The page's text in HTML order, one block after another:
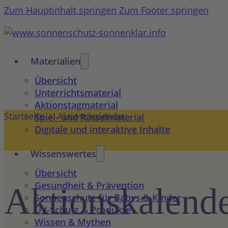
Zum Hauptinhalt springen Zum Footer springen
Materialien
Übersicht
Unterrichtsmaterial
Aktionstagmaterial
Spiel- und Rätselmaterial
Digitale und interaktive Inhalte
Wissenswertes
Übersicht
Gesundheit & Prävention
Sonnenschutz für Babys & Kinder
UV-Schutz & Produkte
Wissen & Mythen
Startseite Aktionskalender